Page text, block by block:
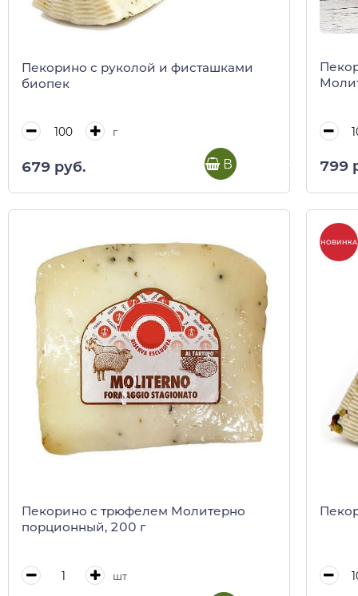
Пекорино с руколой и фисташками
биопек
г
679 руб. В корзину 799
Пекорино с трюфелем Молитерно
порционный, 200 г
шт
НОВИНКА